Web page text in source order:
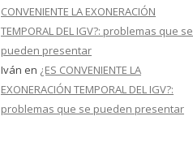
CONVENIENTE LA EXONERACIÓN
TEMPORAL DEL IGV?: problemas que se
pueden presentar
Iván en ¿ES CONVENIENTE LA
EXONERACIÓN TEMPORAL DEL IGV?:
problemas que se pueden presentar